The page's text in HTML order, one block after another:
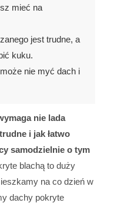
mieć na
jest trudne, a
kuku.
nie myć dach i
nie lada
i jak łatwo
samodzielnie o tym
blachą to duży
na co dzień w
dachy pokryte